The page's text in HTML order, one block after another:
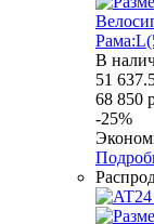
В
51
68 850
-25%